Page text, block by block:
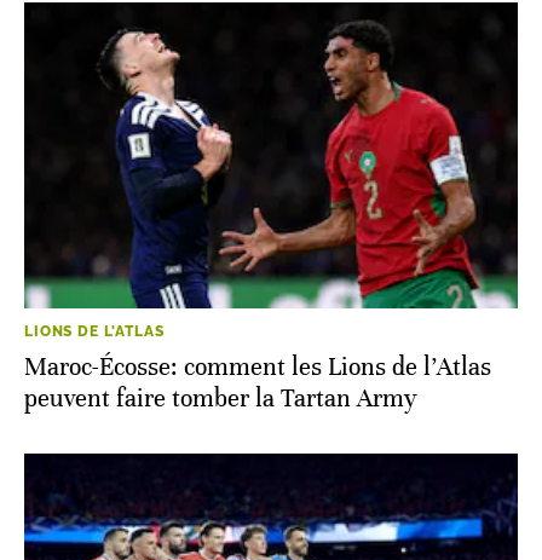
LIONS DE L'ATLAS
Maroc-Écosse: comment les Lions de l’Atlas